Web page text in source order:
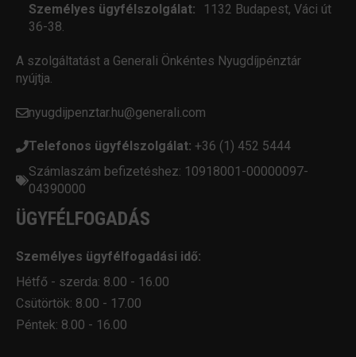
Személyes ügyfélszolgálat: 1132 Budapest, Váci út
36-38.
A szolgáltatást a Generali Önkéntes Nyugdíjpénztár
nyújtja.
nyugdijpenztar.hu@generali.com
Telefonos ügyfélszolgálat: +36 (1) 452 5444
Számlaszám befizetéshez: 10918001-00000097-
04390000
ÜGYFÉLFOGADÁS
Személyes ügyfélfogadási idő:
Hétfő - szerda: 8.00 - 16.00
Csütörtök: 8.00 - 17.00
Péntek: 8.00 - 16.00